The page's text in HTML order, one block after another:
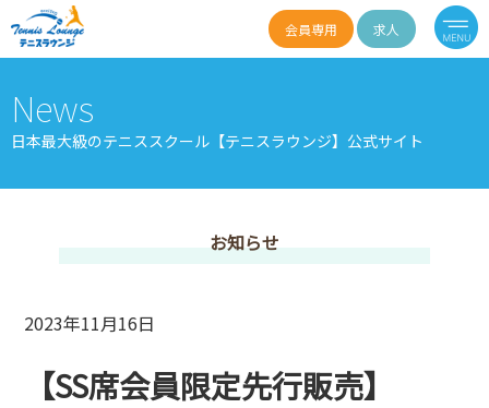
会員専用 求人
News
日本最大級のテニススクール【テニスラウンジ】公式サイト
お知らせ
2023年11月16日
【SS席会員限定先行販売】